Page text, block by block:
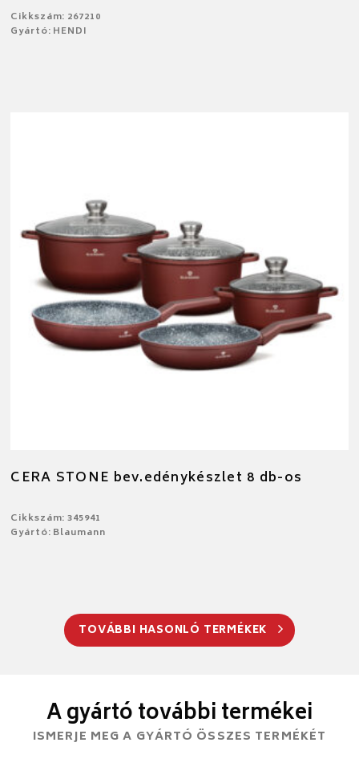
Cikkszám: 267210
Gyártó: HENDI
CERA STONE bev.edénykészlet 8 db-os
Cikkszám: 345941
Gyártó: Blaumann
TOVÁBBI HASONLÓ TERMÉKEK
A gyártó további termékei
ISMERJE MEG A GYÁRTÓ ÖSSZES TERMÉKÉT